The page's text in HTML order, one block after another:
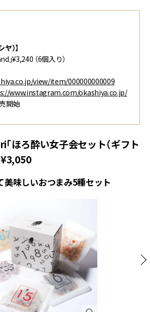
ヤ）】
」¥3,240 （6個入り）
view/item/000000000009
www.instagram.com/okashiya.co.jp/
開始
ほろ酔い女子会セット（ギフト
¥3,050
美味しいおつまみ5種セット